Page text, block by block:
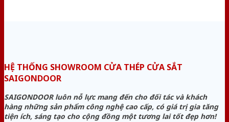
HỆ THỐNG SHOWROOM CỬA THÉP CỬA SẮT
SAIGONDOOR
SAIGONDOOR luôn nỗ lực mang đến cho đối tác và khách
hàng những sản phẩm công nghệ cao cấp, có giá trị gia tăng
tiện ích, sáng tạo cho cộng đồng một tương lai tốt đẹp hơn!